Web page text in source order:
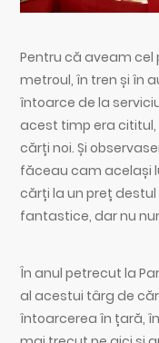
Pentru că aveam cel
metroul, în tren și în
întoarce de la
acest timp era
cărți noi. Și
făceau cam același
cărți la un preț
fantastice, dar nu
În anul petrecut la
al acestui târg de
întoarcerea în țară,